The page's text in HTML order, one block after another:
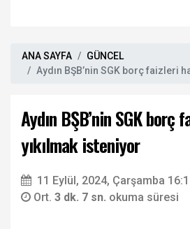
ANA SAYFA
GÜNCEL
Aydın BŞB’nin SGK borç faizleri
Aydın BŞB’nin SGK borç
yıkılmak isteniyor
11 Eylül, 2024, Çarşamba
Ort. 3 dk. 7 sn. okuma süresi